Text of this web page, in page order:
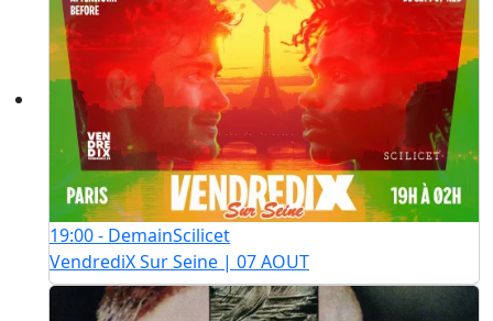
19:00 - DemainScilicet
VendrediX Sur Seine | 07 AOUT